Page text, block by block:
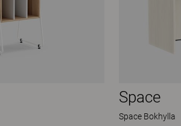
Space
Space Bokhylla